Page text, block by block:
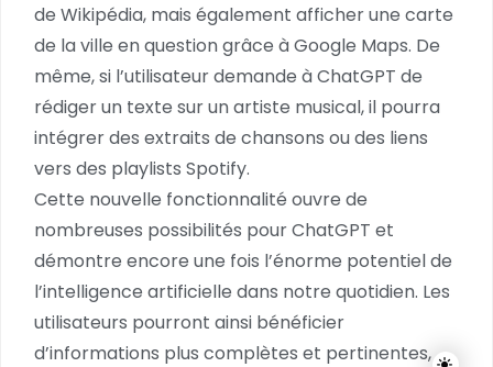
de Wikipédia, mais également afficher une carte
de la ville en question grâce à Google Maps. De
même, si l’utilisateur demande à ChatGPT de
rédiger un texte sur un artiste musical, il pourra
intégrer des extraits de chansons ou des liens
vers des playlists Spotify.
Cette nouvelle fonctionnalité ouvre de
nombreuses possibilités pour ChatGPT et
démontre encore une fois l’énorme potentiel de
l’intelligence artificielle dans notre quotidien. Les
utilisateurs pourront ainsi bénéficier
d’informations plus complètes et pertinentes,